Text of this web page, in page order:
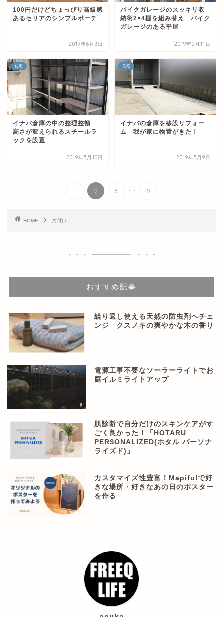
100円だけどちょっぴり高級感
あるセリアのシンプルポーチ
2019年6月3日
バイクガレージのスッキリ収
納術2×4棚を組み替え バイク
ガレージのある平屋
2019年5月11日
住宅
イナバ倉庫の中の整理整頓
高さが変えられるスチールラ
ックを設置
2019年5月10日
住宅
イナバの倉庫を移設リフォー
ム 我が家に物置がきた！
2019年5月9日
1 2 3 ... 9
HOME 片付け
おすすめ記事
繰り返し使える天然の防虫剤へチェ
ンジ クスノキの爽やかな木の香り
電源工事不要なソーラーライトでお
庭イルミライトアップ
肌診断で自分だけのスキンケアがす
ごく良かった！「HOTARU
PERSONALIZED(ホタル パーソナ
ライズド)」
カスタマイズ性豊富！Mapifulで好
きな場所・好きなあの日のポスター
を作る